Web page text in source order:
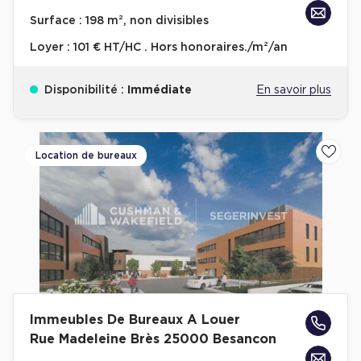
Achat de Bureaux à Rennes
Collections de Bureaux
Immeuble de bureaux avec services
Location bureaux Bellecour - Cordeliers (Lyon)
Haussmanniens
Location d'Entrepôts / Activités
Location d'Entrepôts / Activités à Aix-en-Provence
Surface : 198 m², non divisibles
Loyer : 101 € HT/HC . Hors honoraires./m²/an
Disponibilité : Immédiate En savoir plus
Location de bureaux
Immeubles De Bureaux A Louer
Rue Madeleine Brès 25000 Besancon